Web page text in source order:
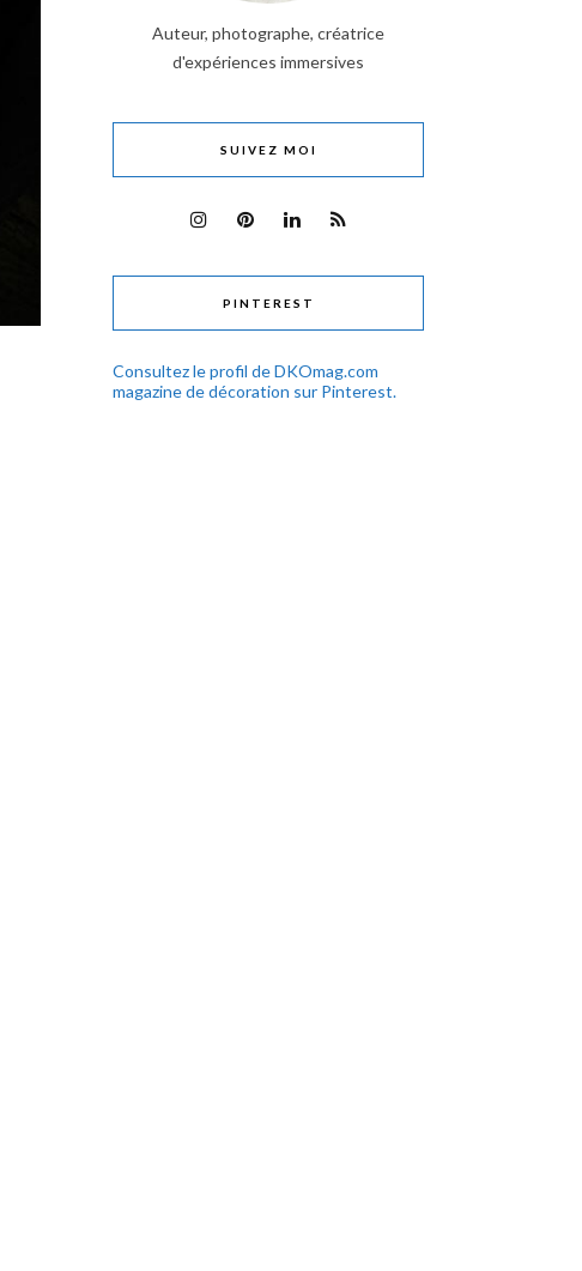
Auteur, photographe, créatrice
d'expériences immersives
SUIVEZ MOI
PINTEREST
Consultez le profil de DKOmag.com
magazine de décoration sur Pinterest.